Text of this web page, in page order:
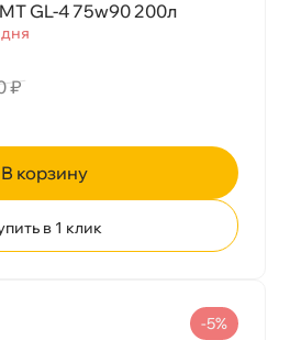
GL-4 75w90 200л
₽
корзину
в 1 клик
-5%